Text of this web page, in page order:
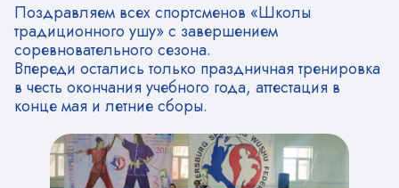
Поздравляем всех спортсменов «Школы
традиционного ушу» с завершением
соревновательного сезона.
Впереди остались только праздничная тренировка
в честь окончания учебного года, аттестация в
конце мая и летние сборы.